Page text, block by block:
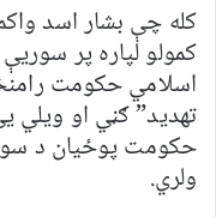
کله چې بشار اسد
کمولو لپاره پر
اسلامي حکومت
تهدید” ګڼي او
حکومت پوځیان د
ولري.